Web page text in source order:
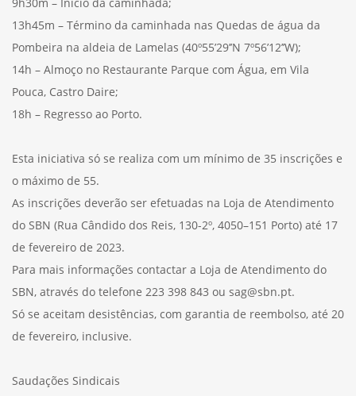
13h45m – Término da caminhada nas Quedas de água da
Pombeira na aldeia de Lamelas (40º55’29’’N 7º56’12’’W);
14h – Almoço no Restaurante Parque com Água, em Vila
Pouca, Castro Daire;
18h – Regresso ao Porto.
Esta iniciativa só se realiza com um mínimo de 35 inscrições e
o máximo de 55.
As inscrições deverão ser efetuadas na Loja de Atendimento
do SBN (Rua Cândido dos Reis, 130-2º, 4050–151 Porto) até 17
de fevereiro de 2023.
Para mais informações contactar a Loja de Atendimento do
SBN, através do telefone 223 398 843 ou sag@sbn.pt.
Só se aceitam desistências, com garantia de reembolso, até 20
de fevereiro, inclusive.
Saudações Sindicais